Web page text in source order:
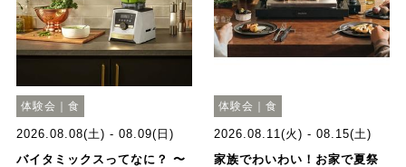
体験会｜食
2026.08.08(土) - 08.09(日)
バイタミックスってなに？ 〜
体験会｜食
2026.08.11(火) - 08.15(土)
家族でわいわい！お家で夏祭